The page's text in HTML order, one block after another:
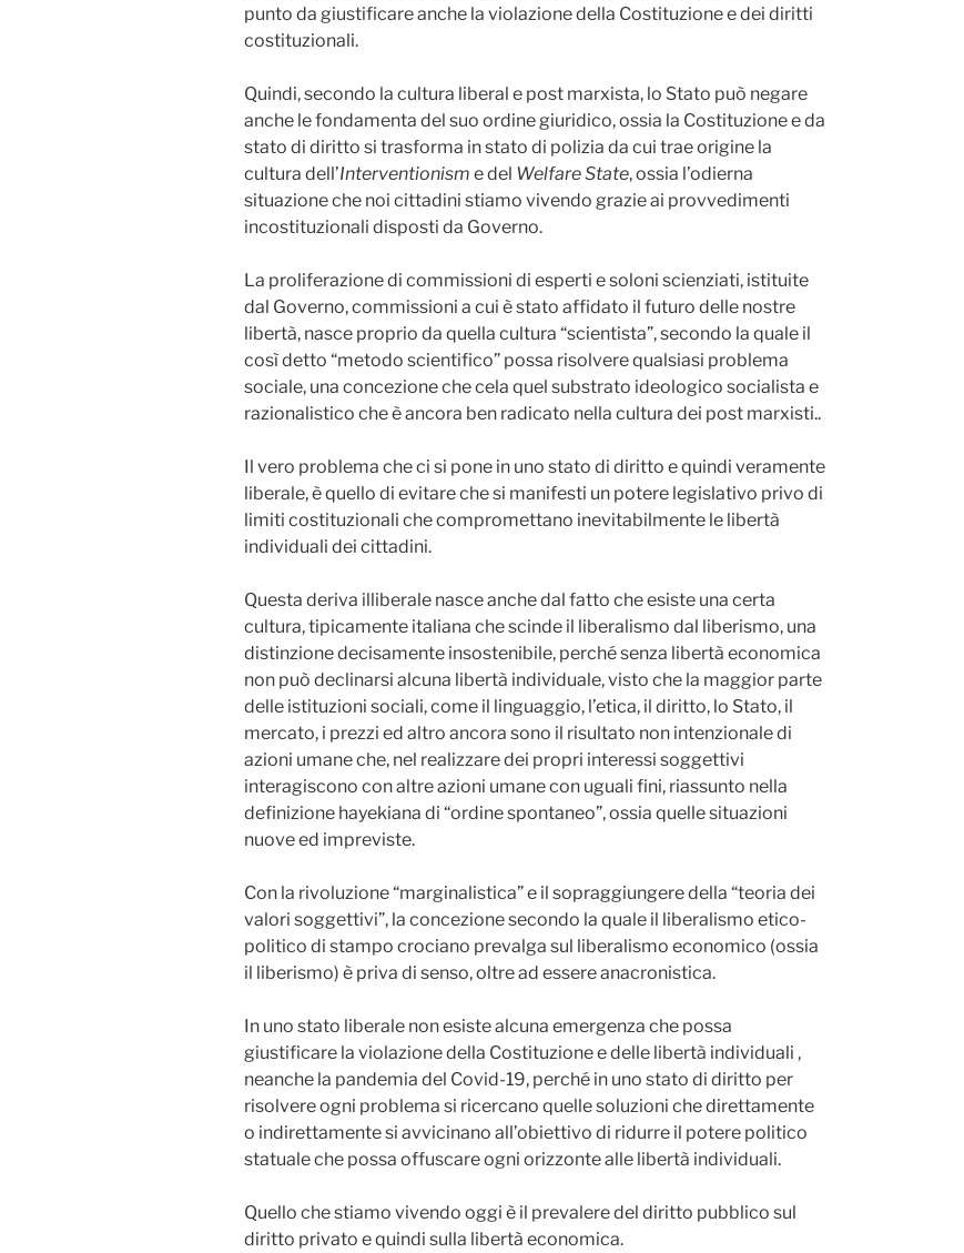
punto da giustificare anche la violazione della Costituzione e dei diritti
costituzionali.
Quindi, secondo la cultura liberal e post marxista, lo Stato può negare
anche le fondamenta del suo ordine giuridico, ossia la Costituzione e da
stato di diritto si trasforma in stato di polizia da cui trae origine la
cultura dell’Interventionism e del Welfare State, ossia l’odierna
situazione che noi cittadini stiamo vivendo grazie ai provvedimenti
incostituzionali disposti da Governo.
La proliferazione di commissioni di esperti e soloni scienziati, istituite
dal Governo, commissioni a cui è stato affidato il futuro delle nostre
libertà, nasce proprio da quella cultura “scientista”, secondo la quale il
così detto “metodo scientifico” possa risolvere qualsiasi problema
sociale, una concezione che cela quel substrato ideologico socialista e
razionalistico che è ancora ben radicato nella cultura dei post marxisti..
Il vero problema che ci si pone in uno stato di diritto e quindi veramente
liberale, è quello di evitare che si manifesti un potere legislativo privo di
limiti costituzionali che compromettano inevitabilmente le libertà
individuali dei cittadini.
Questa deriva illiberale nasce anche dal fatto che esiste una certa
cultura, tipicamente italiana che scinde il liberalismo dal liberismo, una
distinzione decisamente insostenibile, perché senza libertà economica
non può declinarsi alcuna libertà individuale, visto che la maggior parte
delle istituzioni sociali, come il linguaggio, l’etica, il diritto, lo Stato, il
mercato, i prezzi ed altro ancora sono il risultato non intenzionale di
azioni umane che, nel realizzare dei propri interessi soggettivi
interagiscono con altre azioni umane con uguali fini, riassunto nella
definizione hayekiana di “ordine spontaneo”, ossia quelle situazioni
nuove ed impreviste.
Con la rivoluzione “marginalistica” e il sopraggiungere della “teoria dei
valori soggettivi”, la concezione secondo la quale il liberalismo etico-
politico di stampo crociano prevalga sul liberalismo economico (ossia
il liberismo) è priva di senso, oltre ad essere anacronistica.
In uno stato liberale non esiste alcuna emergenza che possa
giustificare la violazione della Costituzione e delle libertà individuali ,
neanche la pandemia del Covid-19, perché in uno stato di diritto per
risolvere ogni problema si ricercano quelle soluzioni che direttamente
o indirettamente si avvicinano all’obiettivo di ridurre il potere politico
statuale che possa offuscare ogni orizzonte alle libertà individuali.
Quello che stiamo vivendo oggi è il prevalere del diritto pubblico sul
diritto privato e quindi sulla libertà economica.